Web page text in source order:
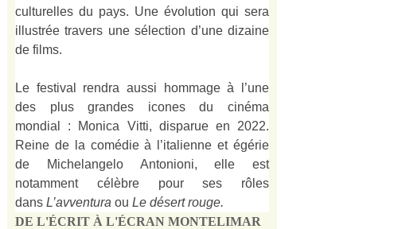
culturelles du pays. Une évolution qui sera
illustrée travers une sélection d’une dizaine
de films.
Le festival rendra aussi hommage à l’une
des plus grandes icones du cinéma
mondial : Monica Vitti, disparue en 2022.
Reine de la comédie à l’italienne et égérie
de Michelangelo Antonioni, elle est
notamment célèbre pour ses rôles
dans L’avventura ou Le désert rouge.
DE L'ÉCRIT À L'ÉCRAN MONTELIMAR